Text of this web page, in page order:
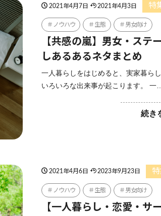
2021年4月7日 2021年4月3日 特
ノウハウ 生態 男女向け
【共感の嵐】男女・ステ
しあるあるネタまとめ
一人暮らしをはじめると、実家暮ら
いろいろな出来事が起こります。 一
続き
2021年4月6日 2023年9月23日
ノウハウ 生態 男女向け
【一人暮らし・恋愛・サ